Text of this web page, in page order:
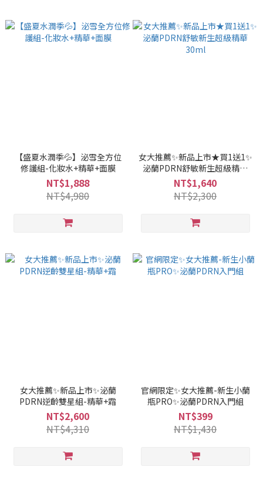
【盛夏水潤季💦】泌雪全方位
修護組-化妝水+精華+面膜
NT$1,888
NT$4,980
女大推薦✨新品上市★買1送1✨
泌蘭PDRN舒敏新生超級精華
30ml
NT$1,640
NT$2,300
女大推薦✨新品上市✨泌蘭
PDRN逆齡雙星組-精華+霜
NT$2,600
NT$4,310
官網限定✨女大推薦-新生小蘭
瓶PRO✨泌蘭PDRN入門組
NT$399
NT$1,430